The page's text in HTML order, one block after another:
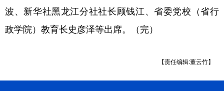
波、新华社黑龙江分社社长顾钱江、省委党校（省行
政学院）教育长史彦泽等出席。（完）
【责任编辑:董云竹】